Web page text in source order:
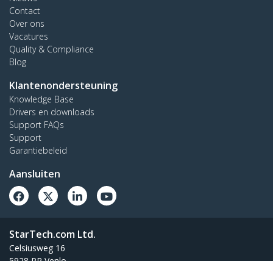
Contact
Over ons
Vacatures
Quality & Compliance
Blog
Klantenondersteuning
Knowledge Base
Drivers en downloads
Support FAQs
Support
Garantiebeleid
Aansluiten
StarTech.com Ltd.
Celsiusweg 16